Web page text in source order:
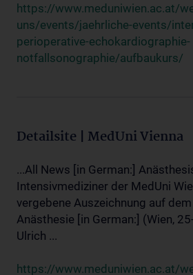
https://www.meduniwien.ac.at/
uns/events/jaehrliche-events/
perioperative-echokardiographie-
notfallsonographie/aufbaukurs/
Detailsite | MedUni Vienna
...All News [in German:]
Intensivmediziner der MedUni
vergebene Auszeichnung auf
Anästhesie [in German:] (Wien,
Ulrich ...
https://www.meduniwien.ac.at/